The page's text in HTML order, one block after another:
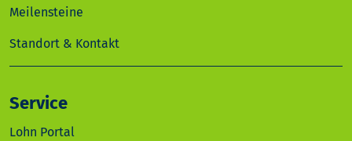
Meilensteine
Standort & Kontakt
Service
Lohn Portal